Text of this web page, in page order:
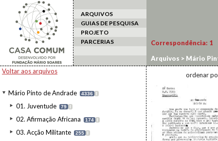
ARQUIVOS
GUIAS DE PESQUISA
PROJETO
PARCERIAS
Voltar aos arquivos
Mário Pinto de Andrade 4336 I
01. Juventude 79 I
02. Afirmação Africana 174 I
03. Acção Militante 255 I
Correspondência: 1
Arquivos > Mário
ordenar